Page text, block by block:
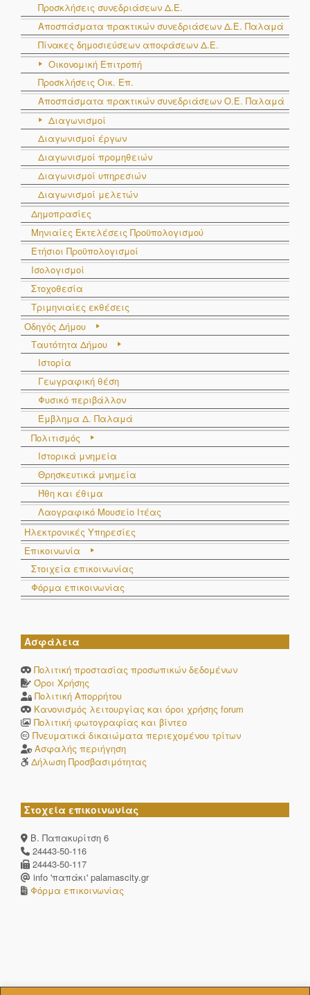
Προσκλήσεις συνεδριάσεων Δ.Ε.
Αποσπάσματα πρακτικών συνεδριάσεων Δ.E. Παλαμά
Πίνακες δημοσιεύσεων αποφάσεων Δ.Ε.
Οικονομική Επιτροπή
Προσκλήσεις Οικ. Επ.
Αποσπάσματα πρακτικών συνεδριάσεων Ο.E. Παλαμά
Διαγωνισμοί
Διαγωνισμοί έργων
Διαγωνισμοί προμηθειών
Διαγωνισμοί υπηρεσιών
Διαγωνισμοί μελετών
Δημοπρασίες
Μηνιαίες Εκτελέσεις Προϋπολογισμού
Ετήσιοι Προϋπολογισμοί
Ισολογισμοί
Στοχοθεσία
Τριμηνιαίες εκθέσεις
Οδηγός Δήμου
Ταυτότητα Δήμου
Ιστορία
Γεωγραφική θέση
Φυσικό περιβάλλον
Έμβλημα Δ. Παλαμά
Πολιτισμός
Ιστορικά μνημεία
Θρησκευτικά μνημεία
Ήθη και έθιμα
Λαογραφικό Μουσείο Ιτέας
Ηλεκτρονικές Υπηρεσίες
Επικοινωνία
Στοιχεία επικοινωνίας
Φόρμα επικοινωνίας
Ασφάλεια
Πολιτική προστασίας προσωπικών δεδομένων
Όροι Χρήσης
Πολιτική Απορρήτου
Κανονισμός λειτουργίας και όροι χρήσης forum
Πολιτική φωτογραφίας και βίντεο
Πνευματικά δικαιώματα περιεχομένου τρίτων
Ασφαλής περιήγηση
Δήλωση Προσβασιμότητας
Στοχεία επικοινωνίας
Β. Παπακυρίτση 6
24443-50-116
24443-50-117
info 'παπάκι' palamascity.gr
Φόρμα επικοινωνίας